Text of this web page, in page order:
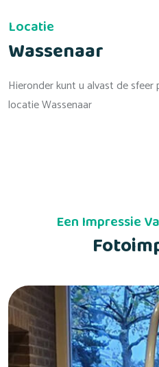
Locatie
Wassenaar
Hieronder kunt u alvast de sfeer
locatie Wassenaar
Een Impressie